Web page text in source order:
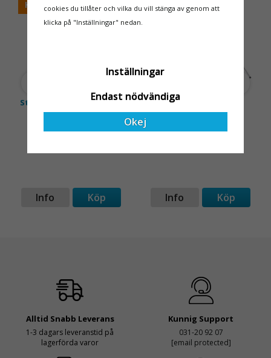
både har rätt produkter
KUNDFAVORIT
Ställningshjul Justerbart
40cm 700 kg
Info Köp
Rullställning smal 4m
ULTRA
Info Köp
Alltid Snabb Leverans
1-3 dagars leveranstid på
lagerförda varor
Kunnig Support
031-20 92 07
[email protected]
cookies du tillåter och vilka du vill stänga av genom att
klicka på "Inställningar" nedan.
Inställningar
Endast nödvändiga
Okej